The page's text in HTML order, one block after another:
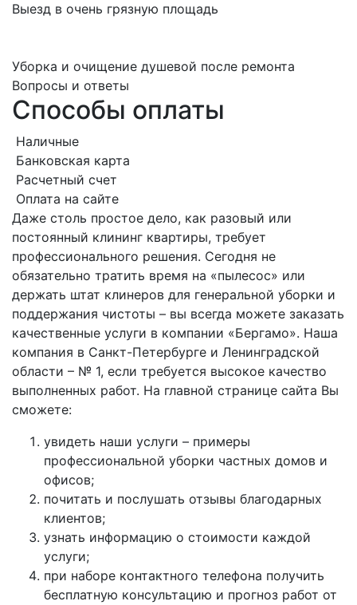
Выезд в очень грязную площадь
Уборка и очищение душевой после ремонта
Вопросы и ответы
Способы оплаты
Наличные
Банковская карта
Расчетный счет
Оплата на сайте
Даже столь простое дело, как разовый или
постоянный клининг квартиры, требует
профессионального решения. Сегодня не
обязательно тратить время на «пылесос» или
держать штат клинеров для генеральной уборки и
поддержания чистоты – вы всегда можете заказать
качественные услуги в компании «Бергамо». Наша
компания в Санкт-Петербурге и Ленинградской
области – № 1, если требуется высокое качество
выполненных работ. На главной странице сайта Вы
сможете:
увидеть наши услуги – примеры
профессиональной уборки частных домов и
офисов;
почитать и послушать отзывы благодарных
клиентов;
узнать информацию о стоимости каждой
услуги;
при наборе контактного телефона получить
бесплатную консультацию и прогноз работ от